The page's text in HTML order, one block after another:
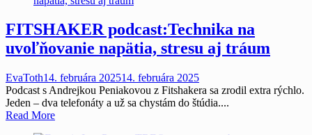
FITSHAKER podcast:Technika na
uvoľňovanie napätia, stresu aj tráum
EvaToth14. februára 202514. februára 2025
Podcast s Andrejkou Peniakovou z Fitshakera sa zrodil extra rýchlo.
Jeden – dva telefonáty a už sa chystám do štúdia....
Read More